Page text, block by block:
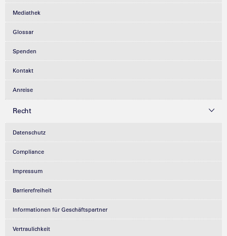
Mediathek
Glossar
Spenden
Kontakt
Anreise
Recht
Datenschutz
Compliance
Impressum
Barrierefreiheit
Informationen für Geschäftspartner
Vertraulichkeit